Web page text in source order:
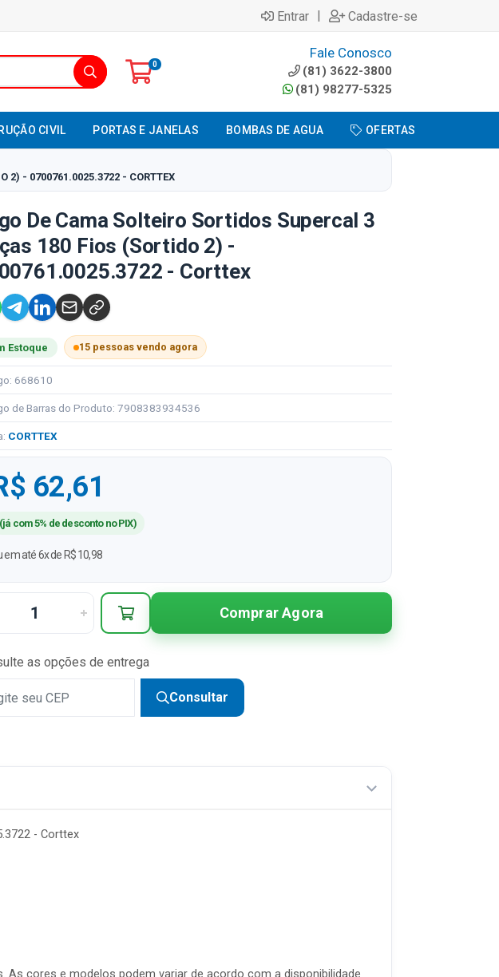
Entrar | Cadastre-se
0
Fale Conosco
(81) 3622-3800
(81) 98277-5325
CIVIL PORTAS E JANELAS BOMBAS DE AGUA OFERTAS
2) - 0700761.0025.3722 - CORTTEX
De Cama Solteiro Sortidos Supercal 3
180 Fios (Sortido 2) -
- Corttex
Estoque 15 pessoas vendo agora
668610
de Barras do Produto: 7908383934536
CORTTEX
62,61
(já com 5% de desconto no PIX)
em até 6x de R$ 10,98
Comprar Agora
as opções de entrega
Consultar
- Corttex
cores e modelos podem variar de acordo com a disponibilidade